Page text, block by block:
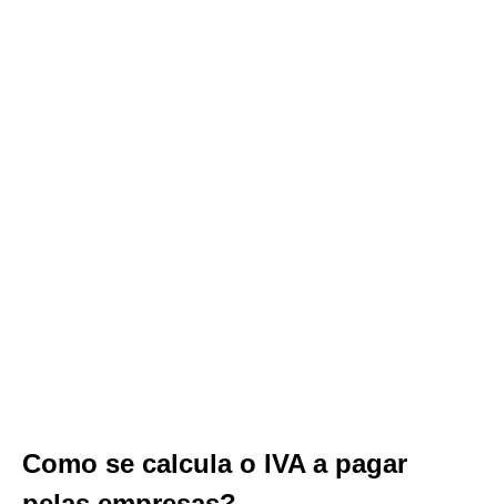
Como se calcula o IVA a pagar